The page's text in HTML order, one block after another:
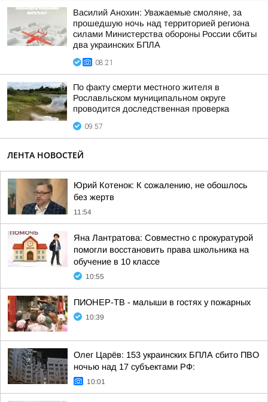
Василий Анохин: Уважаемые смоляне, за
прошедшую ночь над территорией региона
силами Министерства обороны России сбиты
два украинских БПЛА
08:21
По факту смерти местного жителя в
Рославльском муниципальном округе
проводится доследственная проверка
09:57
ЛЕНТА НОВОСТЕЙ
Юрий Котенок: К сожалению, не обошлось
без жертв
11:54
Яна Лантратова: Совместно с прокуратурой
помогли восстановить права школьника на
обучение в 10 классе
10:55
ПИОНЕР-ТВ - малыши в гостях у пожарных
10:39
Олег Царёв: 153 украинских БПЛА сбито ПВО
ночью над 17 субъектами РФ:
10:01